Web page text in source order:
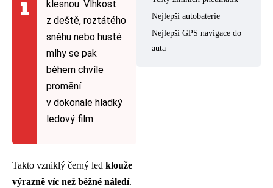
klesnou. Vlhkost
z deště, roztátého
sněhu nebo husté
mlhy se pak
během chvíle
promění
v dokonale hladký
ledový film.
Takto vzniklý černý led klouže
výrazně víc než běžné náledí.
Nejlepší autobaterie
Nejlepší GPS navigace do
auta